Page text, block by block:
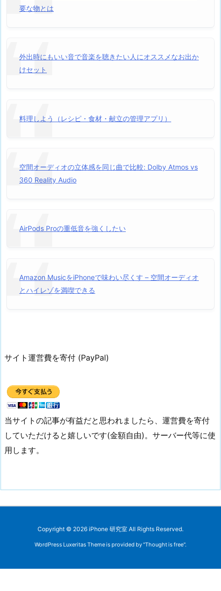
要な物とは
外出時にもいい音で音楽を聴きたい人にオススメなお出か
けセット
料理しよう（レシピ・食材・献立の管理アプリ）
空間オーディオの立体感を同じ曲で比較: Dolby Atmos vs
360 Reality Audio
AirPods Proの重低音を強くしたい
Amazon MusicをiPhoneで味わい尽くす – 空間オーディオ
とハイレゾを満喫できる
サイト運営費を寄付 (PayPal)
当サイトの記事が有益だと思われましたら、運営費を寄付
していただけると嬉しいです(金額自由)。サーバー代等に使
用します。
Copyright © 2026 iPhone 研究室 All Rights Reserved.
WordPress Luxeritas Theme is provided by "Thought is free".